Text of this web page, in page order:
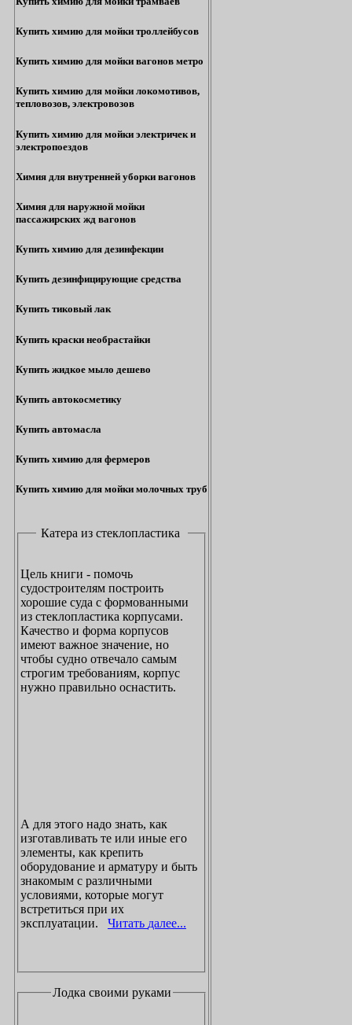
Купить химию для мойки троллейбусов
Купить химию для мойки вагонов метро
Купить химию для мойки локомотивов,
тепловозов, электровозов
Купить химию для мойки электричек и
электропоездов
Химия для внутренней уборки вагонов
Химия для наружной мойки
пассажирских жд вагонов
Купить химию для дезинфекции
Купить дезинфицирующие средства
Купить тиковый лак
Купить краски необрастайки
Купить жидкое мыло дешево
Купить автокосметику
Купить автомасла
Купить химию для фермеров
Купить химию для мойки молочных труб
Катера из стеклопластика
Цель книги - помочь
судостроителям построить
хорошие суда с формованными
из стеклопластика корпусами.
Качество и форма корпусов
имеют важное значение, но
чтобы судно отвечало самым
строгим требованиям, корпус
нужно правильно оснастить.
А для этого надо знать, как
изготавливать те или иные его
элементы, как крепить
оборудование и арматуру и быть
знакомым с различными
условиями, которые могут
встретиться при их
эксплуатации.
Читать далее...
Лодка своими руками